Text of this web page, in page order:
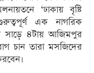
‘ঢাকায় বৃষ্টি
এক নাগরিক
সাড়ে ৪টায় আজিমপুর
চান তারা মসজিদের